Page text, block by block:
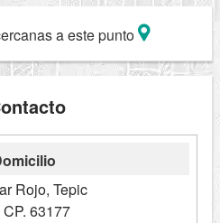
a este punto
Rojo, Tepic
63177